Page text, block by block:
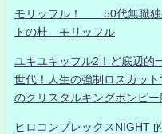
モリッフル！ 50代無職独
トの杜 モリッフル
ユキユキッフル2！ど底辺的
世代！人生の強制ロスカッ
のクリスタルキングボンビ
ヒロコンプレックスNIGHT